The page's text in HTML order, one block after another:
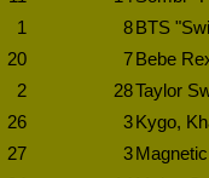
1 8 BTS
20 7 Bebe
2 28Taylor
26 3 Kygo,
27 3